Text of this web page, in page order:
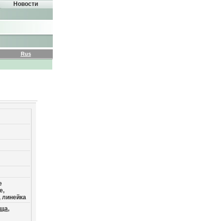
Новости
Rus
линейка